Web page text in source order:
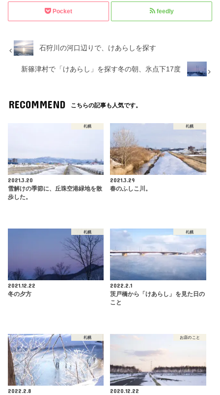
Pocket feedly
石狩川の河口辺りで、けあらしを探す
新篠津村で「けあらし」を探す冬の朝、氷点下17度
RECOMMEND こちらの記事も人気です。
札幌
2021.3.20
雪解けの季節に、丘珠空港緑地を散
歩した。
札幌
2021.3.29
春のふしこ川。
札幌
2021.12.22
冬の夕方
札幌
2022.2.1
茨戸橋から「けあらし」を見た日の
こと
札幌
2022.2.8
お店のこと
2020.12.22